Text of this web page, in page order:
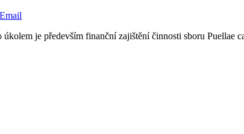
je především finanční zajištění činnosti sboru Puellae